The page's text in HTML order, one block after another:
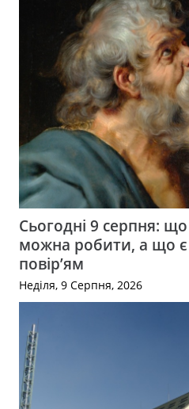
Сьогодні 9 серпня:
можна робити, а що
повір’ям
Неділя, 9 Серпня, 2026